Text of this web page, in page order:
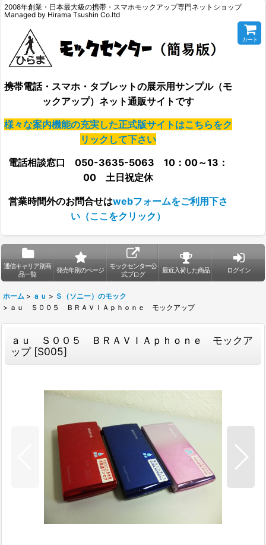
2008年創業・日本最大級の携帯・スマホモックアップ専門ネットショップ
Managed by Hirama Tsushin Co.ltd
携帯電話・スマホ・タブレットの展示用サンプル（モ
ックアップ）ネット通販サイトです
様々な案内機能の充実した正式版サイトはこちらをク
リックして下さい
電話相談窓口 050-3635-5063 10：00～13：
00 土日祝定休
営業時間外のお問合せはwebフォームをご利用下さ
い（ここをクリック）
カート
通信キャリア別商
品一覧
発売年別のページ
モックセンター公
式ブログ
最近入荷した商品 ログイン
ホーム > ａｕ > Ｓ（ソニー）のモック
> ａｕ Ｓ００５ ＢＲＡＶＩＡｐｈｏｎｅ モックアップ
ａｕ Ｓ００５ ＢＲＡＶＩＡｐｈｏｎｅ モックア
ップ [S005]